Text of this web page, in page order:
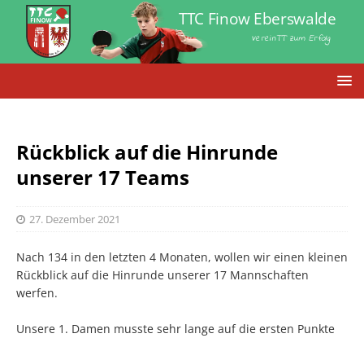
VereinTT zum Erfolg
TTC Finow Eberswalde
Rückblick auf die Hinrunde
unserer 17 Teams
27. Dezember 2021
Nach 134 in den letzten 4 Monaten, wollen wir einen kleinen
Rückblick auf die Hinrunde unserer 17 Mannschaften
werfen.
Unsere 1. Damen musste sehr lange auf die ersten Punkte